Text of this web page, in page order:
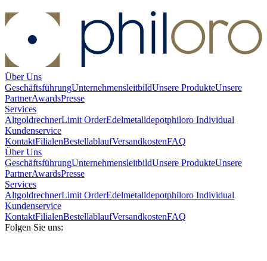
Über Uns
GeschäftsführungUnternehmensleitbildUnsere ProdukteUnsere
PartnerAwardsPresse
Services
AltgoldrechnerLimit OrderEdelmetalldepotphiloro Individual
Kundenservice
KontaktFilialenBestellablaufVersandkostenFAQ
Über Uns
GeschäftsführungUnternehmensleitbildUnsere ProdukteUnsere
PartnerAwardsPresse
Services
AltgoldrechnerLimit OrderEdelmetalldepotphiloro Individual
Kundenservice
KontaktFilialenBestellablaufVersandkostenFAQ
Folgen Sie uns: